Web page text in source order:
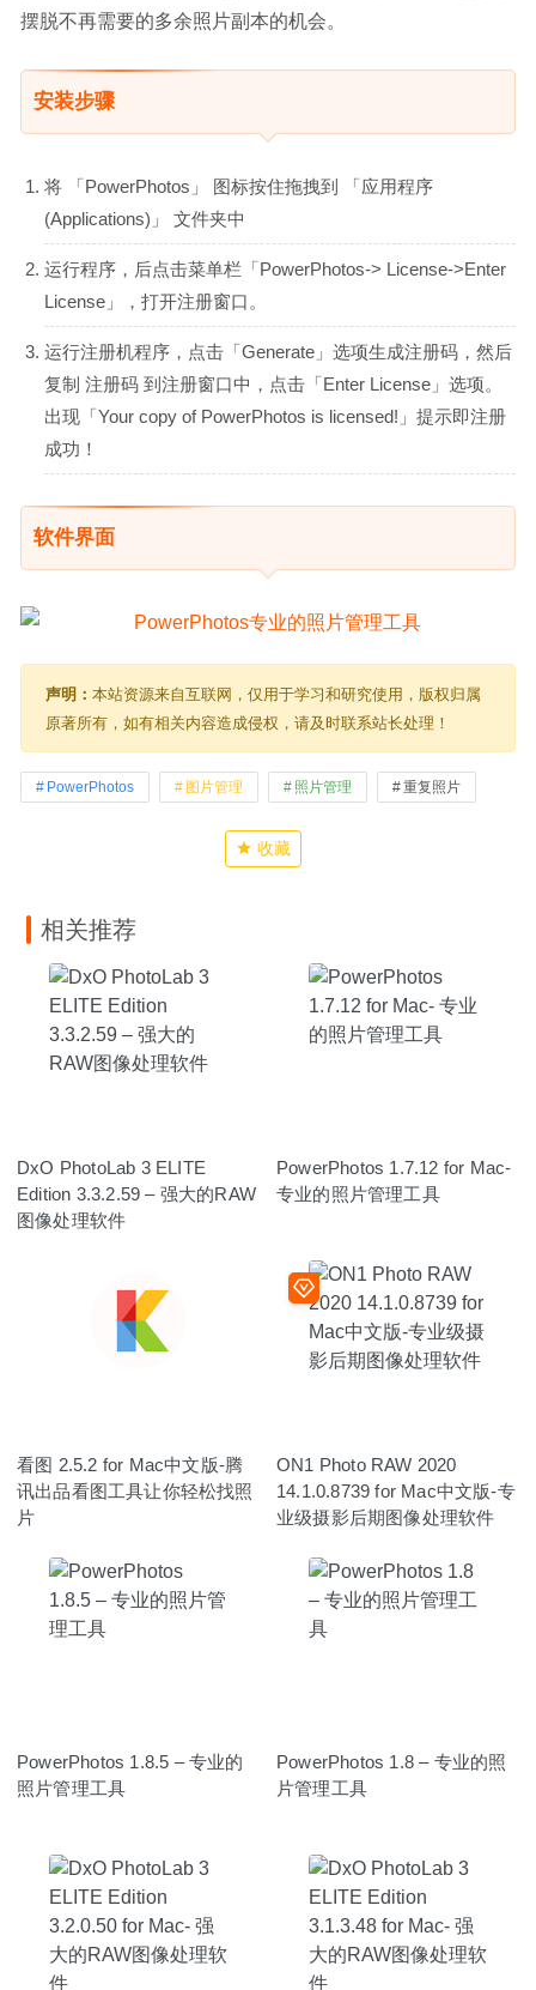
摆脱不再需要的多余照片副本的机会。
安装步骤
将 「PowerPhotos」 图标按住拖拽到 「应用程序
(Applications)」 文件夹中
运行程序，后点击菜单栏「PowerPhotos-> License->Enter
License」，打开注册窗口。
运行注册机程序，点击「Generate」选项生成注册码，然后
复制 注册码 到注册窗口中，点击「Enter License」选项。
出现「Your copy of PowerPhotos is licensed!」提示即注册
成功！
软件界面
声明： 本站资源来自互联网，仅用于学习和研究使用，版权归属
原著所有，如有相关内容造成侵权，请及时联系站长处理！
PowerPhotos 图片管理 照片管理 重复照片
收藏
相关推荐
DxO PhotoLab 3 ELITE
Edition 3.3.2.59 – 强大的RAW
图像处理软件
PowerPhotos 1.7.12 for Mac-
专业的照片管理工具
看图 2.5.2 for Mac中文版-腾
讯出品看图工具让你轻松找照
片
ON1 Photo RAW 2020
14.1.0.8739 for Mac中文版-专
业级摄影后期图像处理软件
PowerPhotos 1.8.5 – 专业的
照片管理工具
PowerPhotos 1.8 – 专业的照
片管理工具